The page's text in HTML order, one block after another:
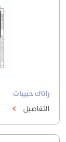
راتاك حبيبات
التفاصيل